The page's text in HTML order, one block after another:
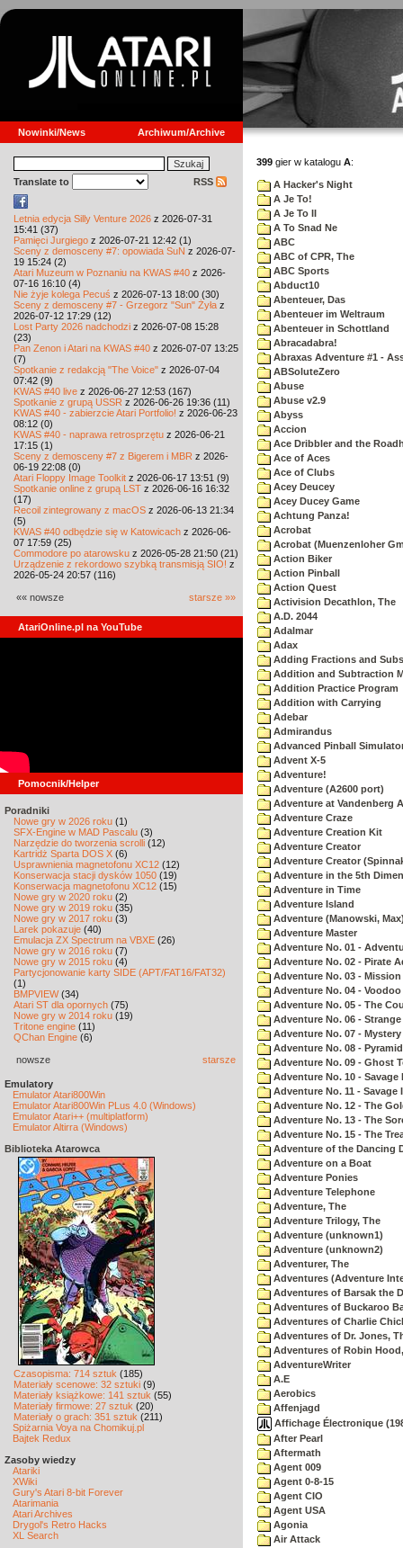
Nowinki/News Archiwum/Archive
Translate to RSS
Letnia edycja Silly Venture 2026 z 2026-07-31
15:41 (37)
Pamięci Jurgiego z 2026-07-21 12:42 (1)
Sceny z demosceny #7: opowiada SuN z 2026-07-
19 15:24 (2)
Atari Muzeum w Poznaniu na KWAS #40 z 2026-
07-16 16:10 (4)
Nie żyje kolega Pecuś z 2026-07-13 18:00 (30)
Sceny z demosceny #7 - Grzegorz "Sun" Żyła z
2026-07-12 17:29 (12)
Lost Party 2026 nadchodzi z 2026-07-08 15:28
(23)
Pan Zenon i Atari na KWAS #40 z 2026-07-07 13:25
(7)
Spotkanie z redakcją "The Voice" z 2026-07-04
07:42 (9)
KWAS #40 live z 2026-06-27 12:53 (167)
Spotkanie z grupą USSR z 2026-06-26 19:36 (11)
KWAS #40 - zabierzcie Atari Portfolio! z 2026-06-23
08:12 (0)
KWAS #40 - naprawa retrosprzętu z 2026-06-21
17:15 (1)
Sceny z demosceny #7 z Bigerem i MBR z 2026-
06-19 22:08 (0)
Atari Floppy Image Toolkit z 2026-06-17 13:51 (9)
Spotkanie online z grupą LST z 2026-06-16 16:32
(17)
Recoil zintegrowany z macOS z 2026-06-13 21:34
(5)
KWAS #40 odbędzie się w Katowicach z 2026-06-
07 17:59 (25)
Commodore po atarowsku z 2026-05-28 21:50 (21)
Urządzenie z rekordowo szybką transmisją SIO! z
2026-05-24 20:57 (116)
«« nowsze starsze »»
AtariOnline.pl na YouTube
Pomocnik/Helper
Poradniki
Nowe gry w 2026 roku (1)
SFX-Engine w MAD Pascalu (3)
Narzędzie do tworzenia scrolli (12)
Kartridż Sparta DOS X (6)
Usprawnienia magnetofonu XC12 (12)
Konserwacja stacji dysków 1050 (19)
Konserwacja magnetofonu XC12 (15)
Nowe gry w 2020 roku (2)
Nowe gry w 2019 roku (35)
Nowe gry w 2017 roku (3)
Larek pokazuje (40)
Emulacja ZX Spectrum na VBXE (26)
Nowe gry w 2016 roku (7)
Nowe gry w 2015 roku (4)
Partycjonowanie karty SIDE (APT/FAT16/FAT32)
(1)
BMPVIEW(34)
Atari ST dla opornych (75)
Nowe gry w 2014 roku (19)
Tritone engine (11)
QChan Engine (6)
nowsze starsze
Emulatory
Emulator Atari800Win
Emulator Atari800Win PLus 4.0 (Windows)
Emulator Atari++ (multiplatform)
Emulator Altirra (Windows)
Biblioteka Atarowca
Czasopisma: 714 sztuk (185)
Materiały scenowe: 32 sztuki (9)
Materiały książkowe: 141 sztuk (55)
Materiały firmowe: 27 sztuk (20)
Materiały o grach: 351 sztuk (211)
Spiżarnia Voya na Chomikuj.pl
Bajtek Redux
Zasoby wiedzy
Atariki
XWiki
Gury's Atari 8-bit Forever
Atarimania
Atari Archives
Drygol's Retro Hacks
XL Search
399 gier w katalogu A:
A Hacker's Night
A Je To!
A Je To II
A To Snad Ne
ABC
ABC of CPR, The
ABC Sports
Abduct10
Abenteuer, Das
Abenteuer im Weltraum
Abenteuer in Schottland
Abracadabra!
Abraxas Adventure #1 -
ABSoluteZero
Abuse
Abuse v2.9
Abyss
Accion
Ace Dribbler and the
Ace of Aces
Ace of Clubs
Acey Deucey
Acey Ducey Game
Achtung Panza!
Acrobat
Acrobat (Muenzenloher
Action Biker
Action Pinball
Action Quest
Activision Decathlon, The
A.D. 2044
Adalmar
Adax
Adding Fractions and
Addition and Subtraction
Addition Practice Program
Addition with Carrying
Adebar
Admirandus
Advanced Pinball
Advent X-5
Adventure!
Adventure (A2600 port)
Adventure at Vandenberg
Adventure Craze
Adventure Creation Kit
Adventure Creator
Adventure Creator
Adventure in the 5th
Adventure in Time
Adventure Island
Adventure (Manowski,
Adventure Master
Adventure No. 01 -
Adventure No. 02 - Pirate
Adventure No. 03 -
Adventure No. 04 - Voodoo
Adventure No. 05 - The
Adventure No. 06 -
Adventure No. 07 -
Adventure No. 08 -
Adventure No. 09 - Ghost
Adventure No. 10 - Savage
Adventure No. 11 - Savage
Adventure No. 12 - The
Adventure No. 13 - The
Adventure No. 15 - The
Adventure of the Dancing
Adventure on a Boat
Adventure Ponies
Adventure Telephone
Adventure, The
Adventure Trilogy, The
Adventure (unknown1)
Adventure (unknown2)
Adventurer, The
Adventures (Adventure
Adventures of Barsak the
Adventures of Buckaroo
Adventures of Charlie
Adventures of Dr. Jones,
Adventures of Robin
AdventureWriter
A.E
Aerobics
Affenjagd
Affichage Électronique
After Pearl
Aftermath
Agent 009
Agent 0-8-15
Agent CIO
Agent USA
Agonia
Air Attack